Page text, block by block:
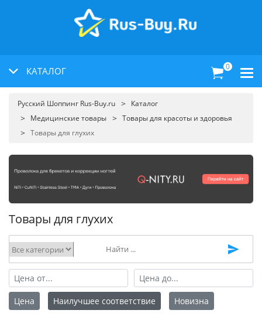
КАТАЛОГ 0
Русский Шоппинг Rus-Buy.ru
Каталог
Медицинские товары
Товары для красоты и здоровья
Товары для глухих
Товары для глухих
Цена Наилучшее соответствие Новизна